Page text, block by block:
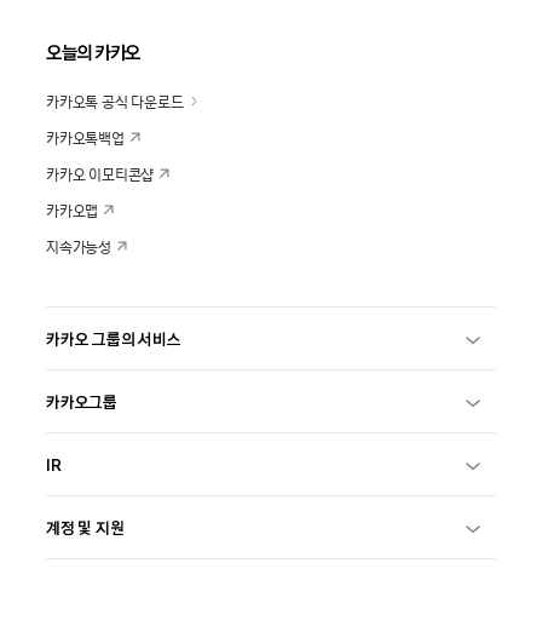
오늘의 카카오
카카오톡 공식 다운로드
카카오톡백업
카카오 이모티콘샵
카카오맵
지속가능성
카카오 그룹의 서비스
카카오그룹
IR
계정 및 지원